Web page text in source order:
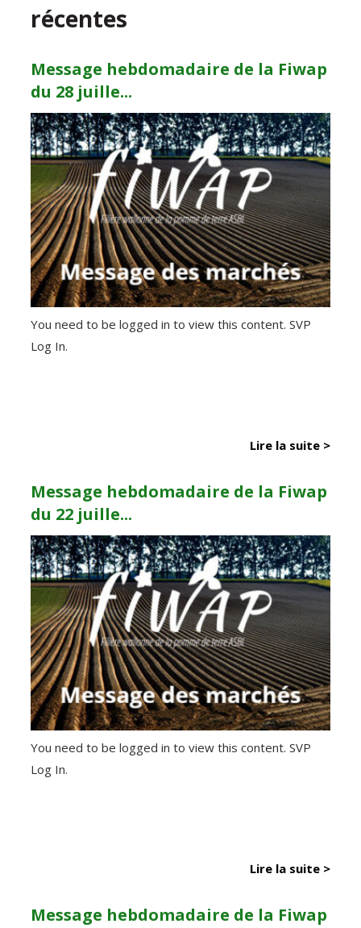
récentes
Message hebdomadaire de la Fiwap
du 28 juille...
You need to be logged in to view this content. SVP
Log In.
Lire la suite >
Message hebdomadaire de la Fiwap
du 22 juille...
You need to be logged in to view this content. SVP
Log In.
Lire la suite >
Message hebdomadaire de la Fiwap